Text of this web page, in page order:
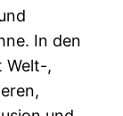
In den
Welt-,